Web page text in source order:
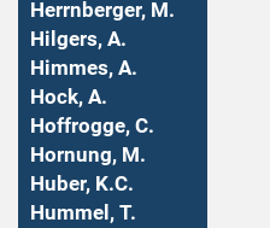
Herrnberger, M.
Hilgers, A.
Himmes, A.
Hock, A.
Hoffrogge, C.
Hornung, M.
Huber, K.C.
Hummel, T.